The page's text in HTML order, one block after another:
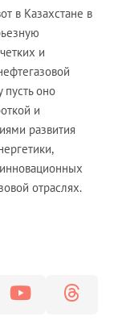
в Казахстане в
и
пусть оно
и
развития
отраслях.